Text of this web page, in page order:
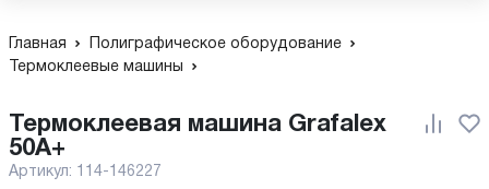
Главная
Полиграфическое оборудование
Термоклеевые машины
50A+
Артикул: 114-146227